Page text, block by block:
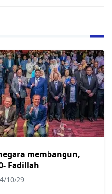
membangun,
Fadillah
10/29